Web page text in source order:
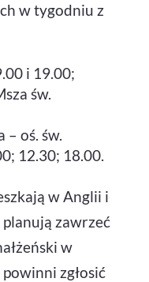
w tygodniu z
i 19.00;
św.
– oś. św.
12.30; 18.00.
w Anglii i
planują zawrzeć
w
zgłosić